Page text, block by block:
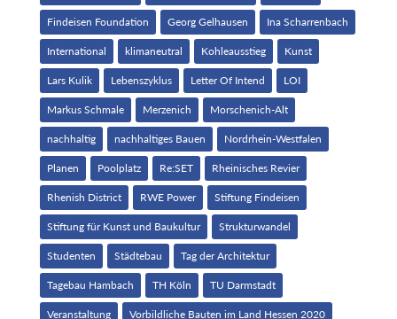
Findeisen Foundation Georg Gelhausen Ina Scharrenbach
International klimaneutral Kohleausstieg Kunst
Lars Kulik Lebenszyklus Letter Of Intend LOI
Markus Schmale Merzenich Morschenich-Alt
nachhaltig nachhaltiges Bauen Nordrhein-Westfalen
Planen Poolplatz Re:SET Rheinisches Revier
Rhenish District RWE Power Stiftung Findeisen
Stiftung für Kunst und Baukultur Strukturwandel
Studenten Städtebau Tag der Architektur
Tagebau Hambach TH Köln TU Darmstadt
Veranstaltung Vorbildliche Bauten im Land Hessen 2020